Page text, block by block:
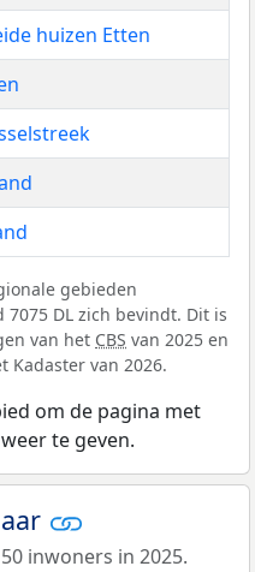
huizen Etten
gebieden
DL zich bevindt. Dit is
van het CBS van 2025 en
Kadaster van 2026.
om de pagina met
te geven.
inwoners in 2025.